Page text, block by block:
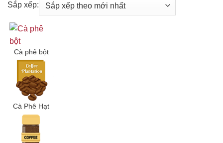
Sắp xếp:
Cà phê bột
Cà Phê Hạt